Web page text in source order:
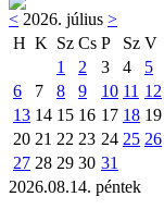
< 2026. július >
H K Sz Cs P Sz V
1
2 3 4
5
6
7 8 9 10 11 12
13 14 15 16 17 18 19
20 21 22 23 24 25 26
27 28 29 30 31
2026.08.14. péntek